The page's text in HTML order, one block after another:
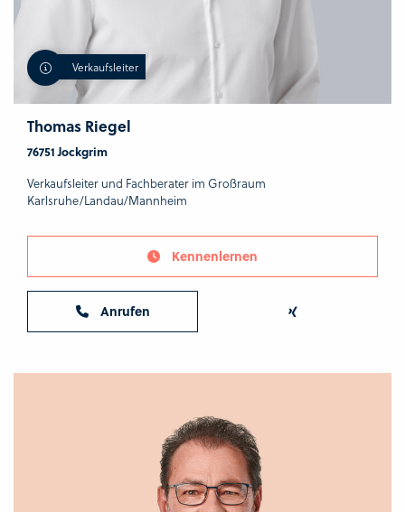
Verkaufsleiter
Thomas Riegel
76751 Jockgrim
Verkaufsleiter und Fachberater im Großraum
Karlsruhe/Landau/Mannheim
Kennenlernen
Anrufen